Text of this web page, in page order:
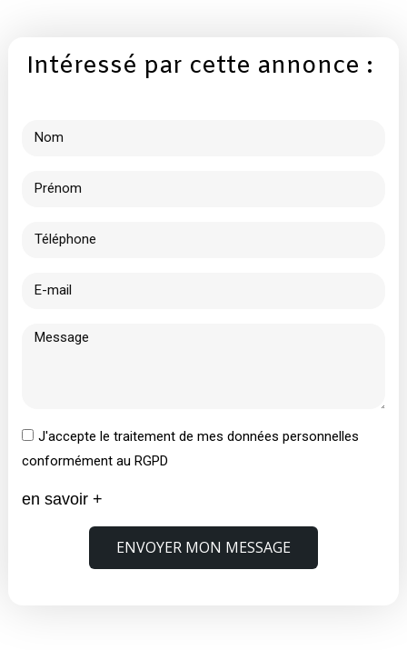
Intéressé par cette annonce :
J'accepte le traitement de mes données personnelles
conformément au RGPD
en savoir +
ENVOYER MON MESSAGE